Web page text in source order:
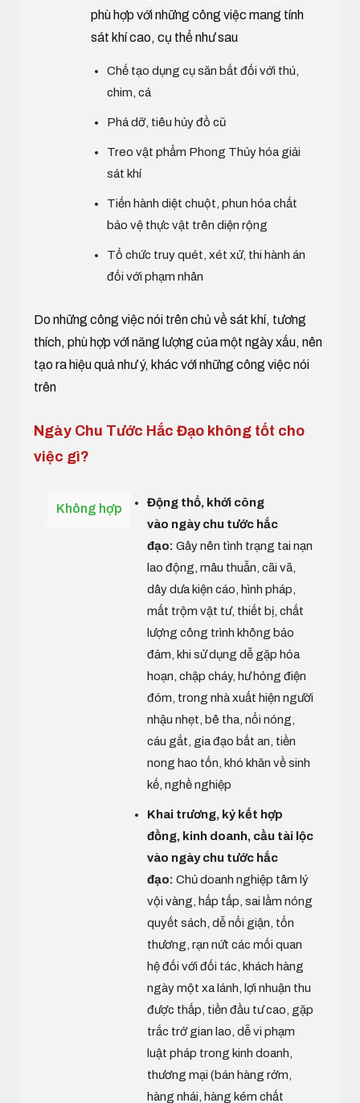
phù hợp với những công việc mang tính
sát khí cao, cụ thể như sau
Chế tạo dụng cụ săn bắt đối với thú,
chim, cá
Phá dỡ, tiêu hủy đồ cũ
Treo vật phẩm Phong Thủy hóa giải
sát khí
Tiến hành diệt chuột, phun hóa chất
bảo vệ thực vật trên diện rộng
Tổ chức truy quét, xét xử, thi hành án
đối với phạm nhân
Do những công việc nói trên chủ về sát khí, tương
thích, phù hợp với năng lượng của một ngày xấu, nên
tạo ra hiệu quả như ý, khác với những công việc nói
trên
Ngày Chu Tước Hắc Đạo không tốt cho
việc gì?
Không hợp
Động thổ, khởi công
vào ngày chu tước hắc
đạo: Gây nên tình trạng tai nạn
lao động, mâu thuẫn, cãi vã,
dây dưa kiện cáo, hình pháp,
mất trộm vật tư, thiết bị, chất
lượng công trình không bảo
đảm, khi sử dụng dễ gặp hỏa
hoạn, chập cháy, hư hỏng điện
đóm, trong nhà xuất hiện người
nhậu nhẹt, bê tha, nổi nóng,
cáu gắt, gia đạo bất an, tiền
nong hao tốn, khó khăn về sinh
kế, nghề nghiệp
Khai trương, kỷ kết hợp
đồng, kinh doanh, cầu tài lộc
vào ngày chu tước hắc
đạo: Chủ doanh nghiệp tâm lý
vội vàng, hấp tấp, sai lầm nóng
quyết sách, dễ nổi giận, tổn
thương, rạn nứt các mối quan
hệ đối với đối tác, khách hàng
ngày một xa lánh, lợi nhuận thu
được thấp, tiền đầu tư cao, gặp
trắc trở gian lao, dễ vi phạm
luật pháp trong kinh doanh,
thương mại (bán hàng rởm,
hàng nhái, hàng kém chất